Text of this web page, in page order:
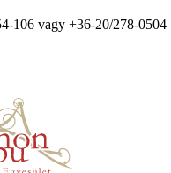
106 vagy +36-20/278-0504